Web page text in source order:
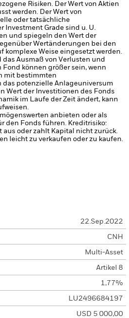
Risiken. Der Wert von Aktien
werden. Der Wert von
oder tatsächliche
Investment Grade sind u. U.
und spiegeln den Wert der
Wertänderungen bei den
komplexe Weise eingesetzt werden.
Ausmaß von Verlusten und
können größer sein, wenn
mit bestimmten
das potenzielle Anlageuniversum
Wert der Investitionen des Fonds
im Laufe der Zeit ändert, kann
anbieten oder als
den Fonds führen. Kreditrisiko:
oder zahlt Kapital nicht zurück.
leicht zu verkaufen oder zu kaufen.
22.Sep.2022
CNH
Multi-Asset
Artikel 8
1,77%
LU2496684197
USD 5 000,00